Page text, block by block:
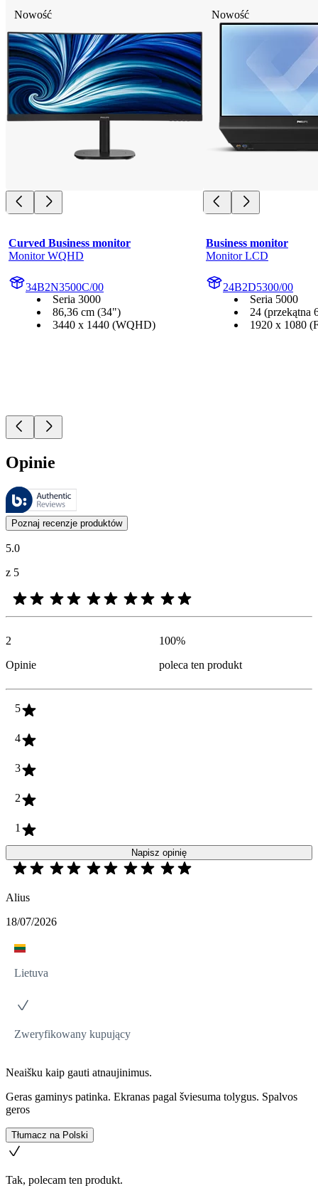
Nowość
Curved Business monitor
Monitor WQHD
34B2N3500C/00
Seria 3000
86,36 cm (34")
3440 x 1440 (WQHD)
Nowość
Business monitor
Monitor LCD
24B2D5300/00
Seria 5000
24 (przekątna
1920 x 1080
Opinie
Recenzje są zarządzane przez Bazaarvoice i są zgodne z polityką
Opinie klientów w postaci ocen produktów i gwiazdek są przydatne
Poznaj recenzje produktów
5.0
z 5
2
Opinie
100%
poleca ten produkt
5
4
3
2
1
Napisz opinię
Alius
18/07/2026
Lietuva
Zweryfikowany kupujący
Neaišku kaip gauti atnaujinimus.
Geras gaminys patinka. Ekranas pagal šviesuma tolygus. Spalvos
geros
Tłumacz na Polski
Tak, polecam ten produkt.